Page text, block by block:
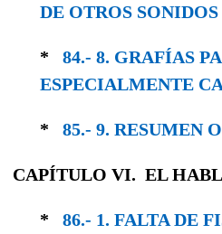
DE OTROS
* 84.- 8. GRAFÍAS
ESPECIAL­MENTE
* 85.- 9. RESUMEN
CAPÍTULO VI. EL
* 86.- 1. FALTA DE